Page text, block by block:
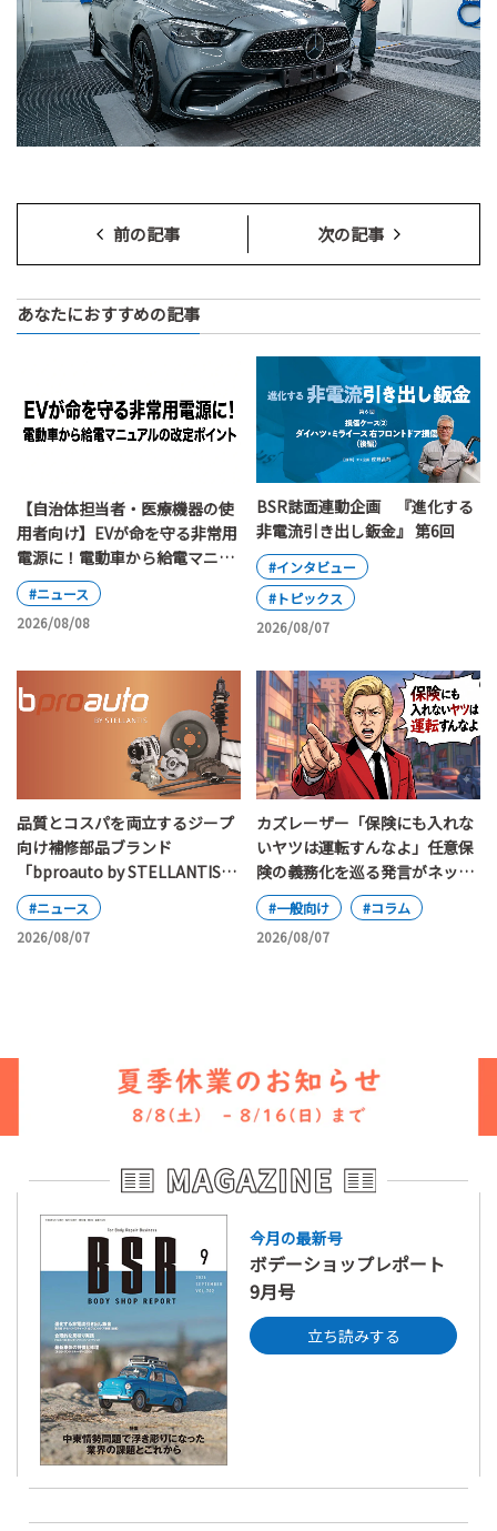
前の記事 次の記事
あなたにおすすめの記事
【自治体担当者・医療機器の使
用者向け】EVが命を守る非常用
電源に！電動車から給電マニュ
アルの改定ポイント
#ニュース
2026/08/08
BSR誌面連動企画 『進化する
非電流引き出し鈑金』 第6回
#インタビュー
#トピックス
2026/08/07
品質とコスパを両立するジープ
向け補修部品ブランド
「bproauto by STELLANTIS」
が日本上陸
#ニュース
2026/08/07
カズレーザー「保険にも入れな
いヤツは運転すんなよ」任意保
険の義務化を巡る発言がネット
で大論争
#一般向け
#コラム
2026/08/07
今月の最新号
ボデーショップレポート
9月号
立ち読みする